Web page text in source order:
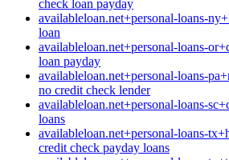
check loan payday
availableloan.net+personal-loans-
loan
availableloan.net+personal-loans-
loan payday
availableloan.net+personal-loans-
no credit check lender
availableloan.net+personal-loans-
loans
availableloan.net+personal-loans-
credit check payday loans